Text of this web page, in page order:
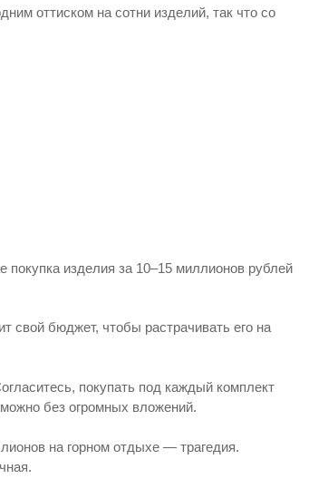
оттиском на сотни изделий, так что со
изделия за 10–15 миллионов рублей
свой бюджет, чтобы растрачивать его на
покупать под каждый комплект
без огромных вложений.
на горном отдыхе — трагедия.